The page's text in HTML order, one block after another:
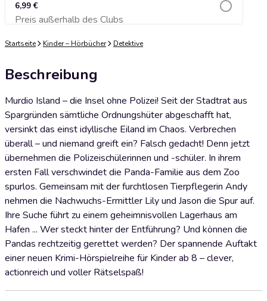
6,99 €
Preis außerhalb des ClubsZum Warenkorb hinzufügen
Startseite Kinder – Hörbücher Detektive
Beschreibung
Murdio Island – die Insel ohne Polizei! Seit der Stadtrat aus
Spargründen sämtliche Ordnungshüter abgeschafft hat,
versinkt das einst idyllische Eiland im Chaos. Verbrechen
überall – und niemand greift ein? Falsch gedacht! Denn jetzt
übernehmen die Polizeischülerinnen und -schüler. In ihrem
ersten Fall verschwindet die Panda-Familie aus dem Zoo
spurlos. Gemeinsam mit der furchtlosen Tierpflegerin Andy
nehmen die Nachwuchs-Ermittler Lily und Jason die Spur auf.
Ihre Suche führt zu einem geheimnisvollen Lagerhaus am
Hafen ... Wer steckt hinter der Entführung? Und können die
Pandas rechtzeitig gerettet werden? Der spannende Auftakt
einer neuen Krimi-Hörspielreihe für Kinder ab 8 – clever,
actionreich und voller Rätselspaß!